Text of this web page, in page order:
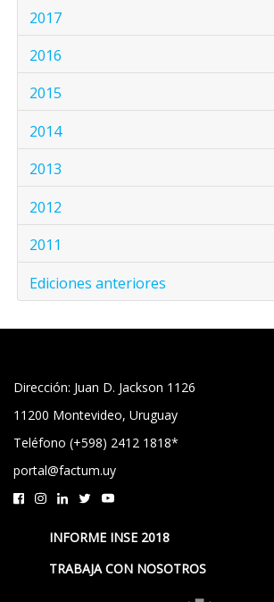
2017
2016
2015
2014
2013
2012
2011
Ediciones anteriores
Dirección: Juan D. Jackson 1126
11200 Montevideo, Uruguay
Teléfono (+598) 2412 1818*
portal@factum.uy
INFORME INSE 2018
TRABAJA CON NOSOTROS